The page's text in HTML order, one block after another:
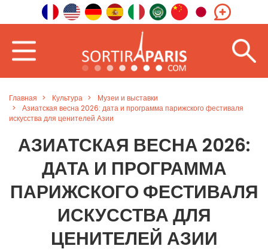
Главная Культура
Музеи и выставки
Азиатская весна 2026: дата и программа парижского фестиваля
искусства для ценителей Азии
АЗИАТСКАЯ ВЕСНА 2026:
ДАТА И ПРОГРАММА
ПАРИЖСКОГО ФЕСТИВАЛЯ
ИСКУССТВА ДЛЯ
ЦЕНИТЕЛЕЙ АЗИИ